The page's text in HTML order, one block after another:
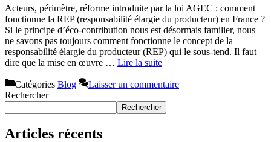
Acteurs, périmètre, réforme introduite par la loi AGEC : comment
fonctionne la REP (responsabilité élargie du producteur) en France ?
Si le principe d’éco-contribution nous est désormais familier, nous
ne savons pas toujours comment fonctionne le concept de la
responsabilité élargie du producteur (REP) qui le sous-tend. Il faut
dire que la mise en œuvre … Lire la suite
Catégories Blog
Laisser un commentaire
Rechercher
Rechercher
Articles récents